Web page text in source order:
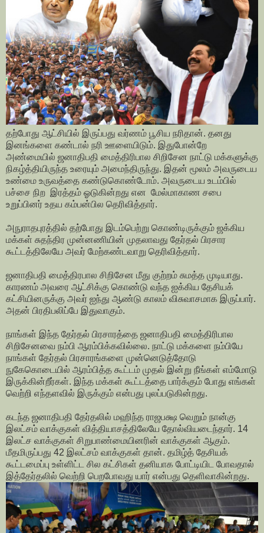
தற்போது ஆட்சியில் இருப்பது வர்ணம் பூசிய நரிதான். தனது
இனங்களை கண்டால் நரி ஊளையிடும். இதுபோன்றே
அண்மையில் ஜனாதிபதி மைத்திரிபால சிறிசேன நாட்டு மக்களுக்கு
நிகழ்த்தியிருந்த உரையும் அமைந்திருந்து. இதன் மூலம் அவருடைய
உண்மை உருவத்தை கண்டுகொண்டோம். அவருடைய உடம்பில்
பச்சை நிற இரத்தம் ஓடுகின்றது என மேல்மாகாண சபை
உறுப்பினர் உதய கம்பன்பில தெரிவித்தார்.
அநுராதபுரத்தில் தற்போது இடம்பெற்று கொண்டிருக்கும் ஜக்கிய
மக்கள் சுதந்திர முன்னணியின் முதலாவது தேர்தல் பிரசார
கூட்டத்திலேயே அவர் மேற்கண்டவாறு தெரிவித்தார்.
ஜனாதிபதி மைத்திரபால சிறிசேன மீது குற்றம் சுமத்த முடியாது.
காரணம் அவரை ஆட்சிக்கு கொண்டு வந்த ஐக்கிய தேசியக்
கட்சியினருக்கு அவர் ஐந்து ஆண்டு காலம் விசுவாசமாக இருப்பார்.
அதன் பிரதிபலிப்பே இதுவாகும்.
நாங்கள் இந்த தேர்தல் பிரசாரத்தை ஜனாதிபதி மைத்திரிபால
சிறிசேனவை நம்பி ஆரம்பிக்கவில்லை. நாட்டு மக்களை நம்பியே
நாங்கள் தேர்தல் பிரசாரங்களை முன்னெடுத்தோடு
நுகேகொடையில் ஆரம்பித்த கூட்டம் முதல் இன்று நீங்கள் எம்மோடு
இருக்கின்றீர்கள். இந்த மக்கள் கூட்டத்தை பார்க்கும் போது எங்கள்
வெற்றி எந்தளவில் இருக்கும் என்பது புலப்படுகின்றது.
கடந்த ஜனாதிபதி தேர்தலில் மஹிந்த ராஜபக்ஷ வெறும் நான்கு
இலட்சம் வாக்குகள் வித்தியாசத்திலேயே தோல்வியடைந்தார். 14
இலட்ச வாக்குகள் சிறுபாண்மையினரின் வாக்குகள் ஆகும்.
மீதமிருப்பது 42 இலட்சம் வாக்குகள் தான். தமிழ்த் தேசியக்
கூட்டமைப்பு உள்ளிட்ட சில கட்சிகள் தனியாக போட்டியிட போவதால்
இத்தேர்தலில் வெற்றி பெறபோவது யார் என்பது தெளிவாகின்றது.